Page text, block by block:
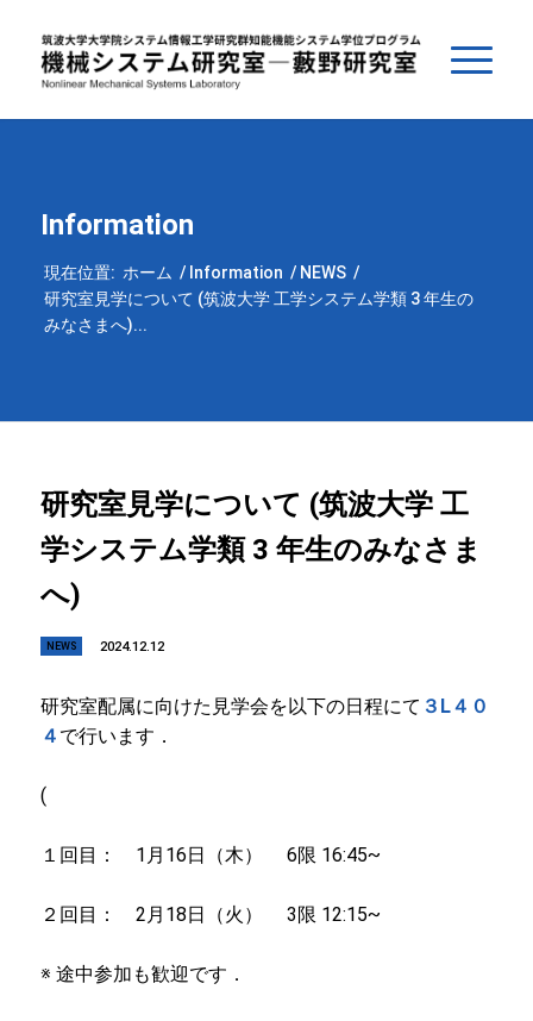
Information
現在位置: ホーム / Information / NEWS /
研究室見学について (筑波大学 工学システム学類 3 年生の
みなさまへ)...
研究室見学について (筑波大学 工
学システム学類 3 年生のみなさま
へ)
2024.12.12
NEWS
研究室配属に向けた見学会を以下の日程にて ３L４０
４ で行います．
(
１回目： 1月16日（木） 6限 16:45~
２回目： 2月18日（火） 3限 12:15~
※ 途中参加も歓迎です．